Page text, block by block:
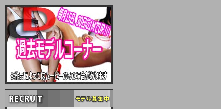
ますが、ご理解の程を宜しくお願い
致します。
2022-09-01 (木)
【サーバーメンテナンスのお知ら
せ】
9月10日（土曜日）AM6：00から
AM8：00（予定）サーバーメンテ
ナンスを致します。ご迷惑をおかけ